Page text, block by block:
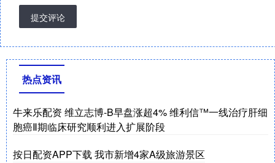
提交评论
热点资讯
牛来乐配资 维立志博-B早盘涨超4% 维利信™一线治疗肝细
胞癌Ⅱ期临床研究顺利进入扩展阶段
按日配资APP下载 我市新增4家A级旅游景区